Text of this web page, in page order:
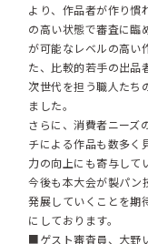
より、作品者が作り慣
の高い状態で審査に臨
が可能なレベルの高い
た、比較的若手の出品
次世代を担う職人たち
ました。
さらに、消費者ニーズ
チによる作品も数多く
力の向上にも寄与して
今後も本大会が製パン
発展していくことを期
にしております。
■ゲスト審査員、大野